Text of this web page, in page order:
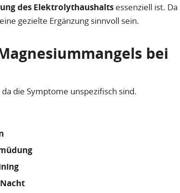
des Elektrolythaushalts essenziell ist. Da
gezielte Ergänzung sinnvoll sein.
bei
da die Symptome unspezifisch sind.